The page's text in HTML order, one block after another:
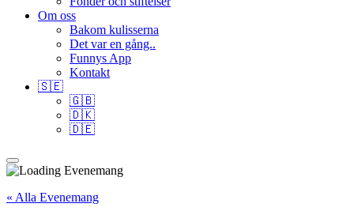
Om oss
Bakom kulisserna
Det var en gång..
Funnys App
Kontakt
🇸🇪
🇬🇧
🇩🇰
🇩🇪
« Alla Evenemang